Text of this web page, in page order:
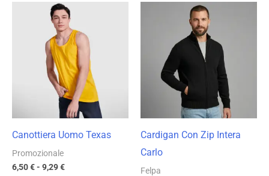
Canottiera Uomo Texas
Promozionale
6,50€- 9,29€
Fascia
di
prezzo:
da
6,50 €
a
9,29 €
Cardigan Con Zip Intera
Carlo
Felpa
Fascia
di
prezzo:
da
15,32 €
a
21,88 €